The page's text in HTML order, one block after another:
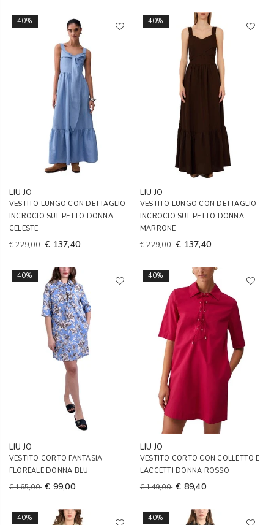
40%
LIU JO
VESTITO LUNGO CON DETTAGLIO
INCROCIO SUL PETTO DONNA
CELESTE
€ 229,00 € 137,40
40%
LIU JO
VESTITO LUNGO CON DETTAGLIO
INCROCIO SUL PETTO DONNA
MARRONE
€ 229,00 € 137,40
40%
LIU JO
VESTITO CORTO FANTASIA
FLOREALE DONNA BLU
€ 165,00 € 99,00
40%
LIU JO
VESTITO CORTO CON COLLETTO E
LACCETTI DONNA ROSSO
€ 149,00 € 89,40
40% 40%